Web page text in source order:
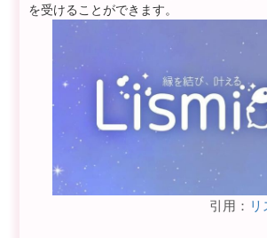
を受けることができます。
引用： リ